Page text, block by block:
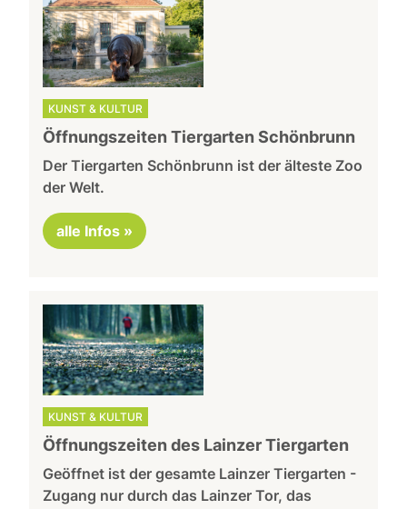
KUNST & KULTUR
Öffnungszeiten Tiergarten Schönbrunn
Der Tiergarten Schönbrunn ist der älteste Zoo
der Welt.
alle Infos »
KUNST & KULTUR
Öffnungszeiten des Lainzer Tiergarten
Geöffnet ist der gesamte Lainzer Tiergarten -
Zugang nur durch das Lainzer Tor, das